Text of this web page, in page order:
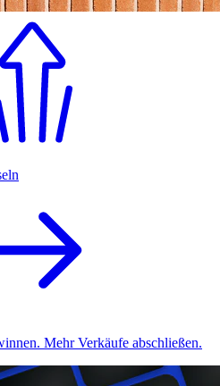
Mehr Verkäufe abschließen.